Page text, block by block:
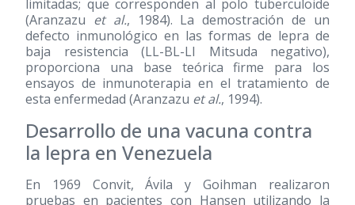
limitadas; que corresponden al polo tuberculoide
(Aranzazu et al., 1984). La demostración de un
defecto inmunológico en las formas de lepra de
baja resistencia (LL-BL-LI Mitsuda negativo),
proporciona una base teórica firme para los
ensayos de inmunoterapia en el tratamiento de
esta enfermedad (Aranzazu et al., 1994).
Desarrollo de una vacuna contra
la lepra en Venezuela
En 1969 Convit, Ávila y Goihman realizaron
pruebas en pacientes con Hansen utilizando la